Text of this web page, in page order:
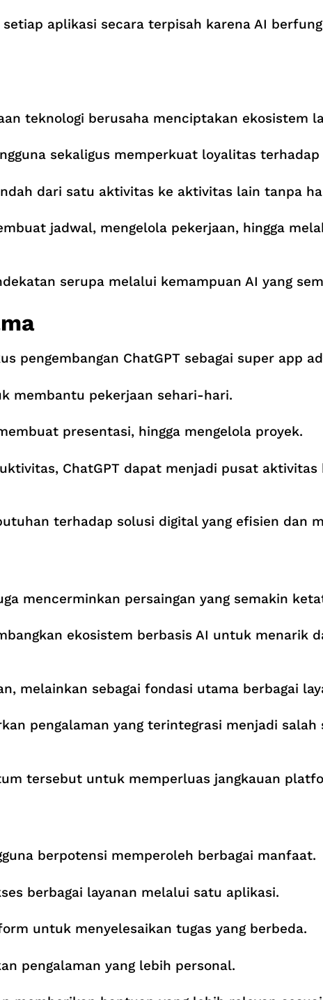
aplikasi secara terpisah karena AI
teknologi berusaha menciptakan ekosistem
sekaligus memperkuat loyalitas
dari satu aktivitas ke aktivitas lain tanpa
jadwal, mengelola pekerjaan, hingga
serupa melalui kemampuan AI yang
pengembangan ChatGPT sebagai super app
membantu pekerjaan sehari-hari.
presentasi, hingga mengelola proyek.
ChatGPT dapat menjadi pusat
terhadap solusi digital yang efisien dan
mencerminkan persaingan yang semakin
ekosistem berbasis AI untuk menarik
melainkan sebagai fondasi utama berbagai
pengalaman yang terintegrasi menjadi
tersebut untuk memperluas jangkauan
berpotensi memperoleh berbagai manfaat.
berbagai layanan melalui satu aplikasi.
untuk menyelesaikan tugas yang berbeda.
pengalaman yang lebih personal.